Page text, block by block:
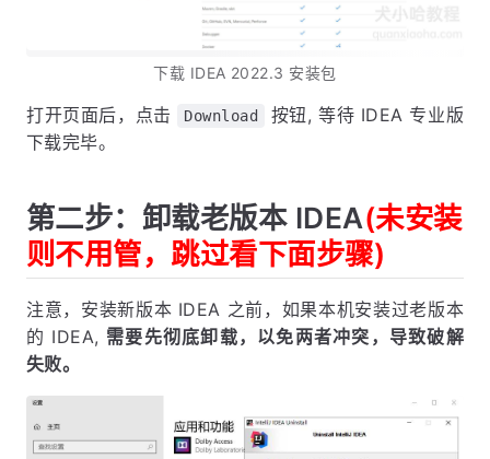
下载 IDEA 2022.3 安装包
打开页面后，点击 Download
按钮, 等待 IDEA 专业版
下载完毕。
第二步：卸载老版本 IDEA(未安装
则不用管，跳过看下面步骤)
注意，安装新版本 IDEA 之前，如果本机安装过老版本
的 IDEA, 需要先彻底卸载，以免两者冲突，导致破解
失败。